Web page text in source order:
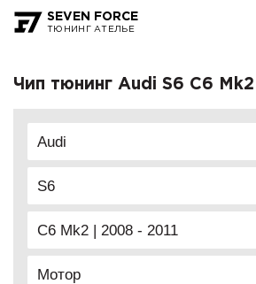
SEVEN FORCE
ТЮНИНГ АТЕЛЬЕ
Чип тюнинг Audi S6 C6
Audi
S6
C6 Mk2 | 2008 - 2011
Мотор